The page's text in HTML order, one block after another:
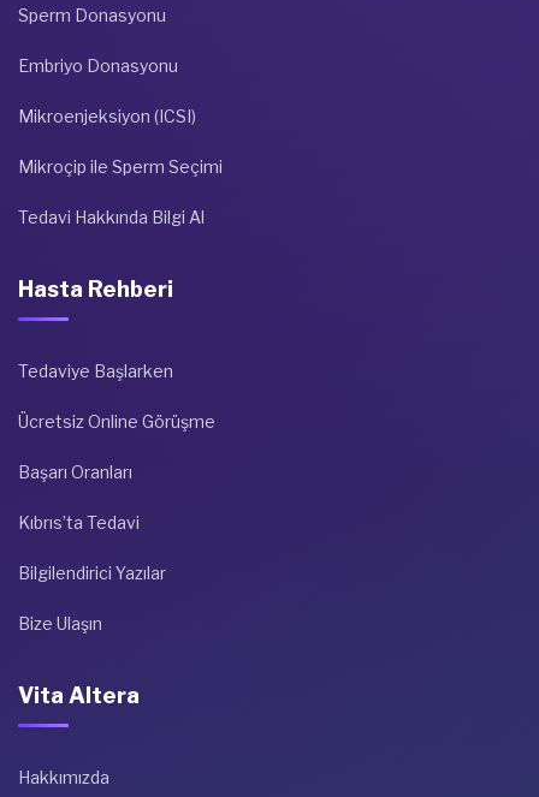
Sperm Donasyonu
Embriyo Donasyonu
Mikroenjeksiyon (ICSI)
Mikroçip ile Sperm Seçimi
Tedavi Hakkında Bilgi Al
Hasta Rehberi
Tedaviye Başlarken
Ücretsiz Online Görüşme
Başarı Oranları
Kıbrıs’ta Tedavi
Bilgilendirici Yazılar
Bize Ulaşın
Vita Altera
Hakkımızda